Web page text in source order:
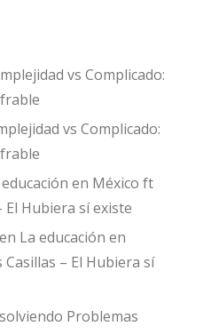
vs Complicado:
vs Complicado:
en México ft
El Hubiera sí existe
en La educación en
– El Hubiera sí
Problemas